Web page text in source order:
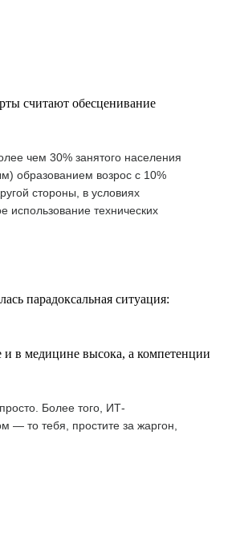
считают обесценивание
чем 30% занятого населения
образованием возрос с 10%
стороны, в условиях
использование технических
парадоксальная ситуация:
и в медицине высока, а компетенции
Более того, ИТ-
— то тебя, простите за жаргон,